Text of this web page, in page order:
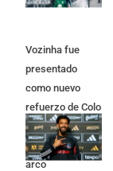
Vozinha fue
presentado
como nuevo
refuerzo de Colo
Colo y promete
dar pelea por el
arco